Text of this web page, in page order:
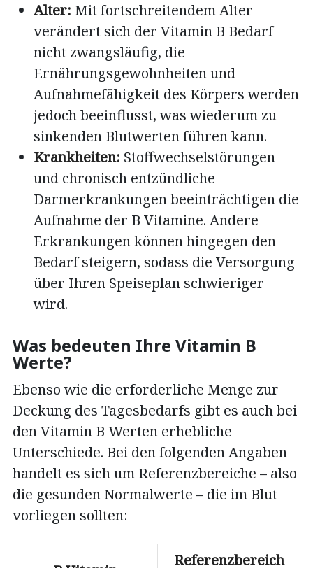
Alter: Mit fortschreitendem Alter
verändert sich der Vitamin B Bedarf
nicht zwangsläufig, die
Ernährungsgewohnheiten und
Aufnahmefähigkeit des Körpers werden
jedoch beeinflusst, was wiederum zu
sinkenden Blutwerten führen kann.
Krankheiten: Stoffwechselstörungen
und chronisch entzündliche
Darmerkrankungen beeinträchtigen die
Aufnahme der B Vitamine. Andere
Erkrankungen können hingegen den
Bedarf steigern, sodass die Versorgung
über Ihren Speiseplan schwieriger
wird.
Was bedeuten Ihre Vitamin B
Werte?
Ebenso wie die erforderliche Menge zur
Deckung des Tagesbedarfs gibt es auch bei
den Vitamin B Werten erhebliche
Unterschiede. Bei den folgenden Angaben
handelt es sich um Referenzbereiche – also
die gesunden Normalwerte – die im Blut
vorliegen sollten:
Referenzbereich